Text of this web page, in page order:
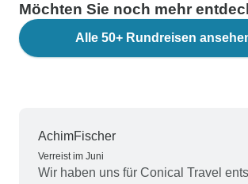
Möchten Sie noch mehr
Alle 50+ Rundreisen
AchimFischer
Verreist im Juni
Wir haben uns für Conical Travel